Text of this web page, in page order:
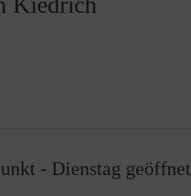
- Dienstag geöffnet